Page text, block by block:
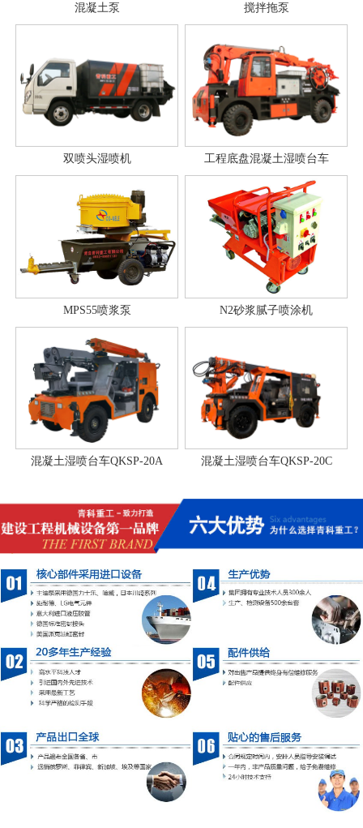
混凝土泵 搅拌拖泵
双喷头湿喷机 工程底盘混凝土湿喷台车
MPS55喷浆泵 N2砂浆腻子喷涂机
混凝土湿喷台车QKSP-20A 混凝土湿喷台车QKSP-20C